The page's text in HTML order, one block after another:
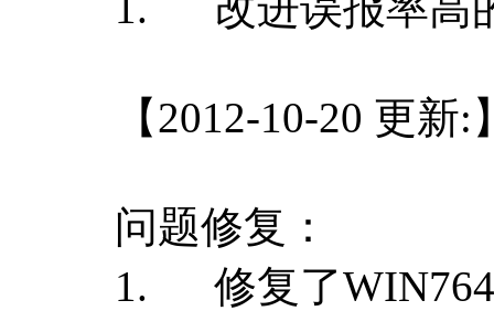
【2012-10-20 更新:
问题修复：
1. 修复了WIN764